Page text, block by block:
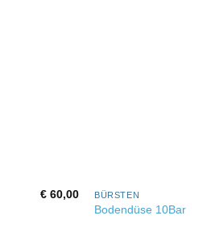
€60,00 BÜRSTEN
Bodendüse 10Bar